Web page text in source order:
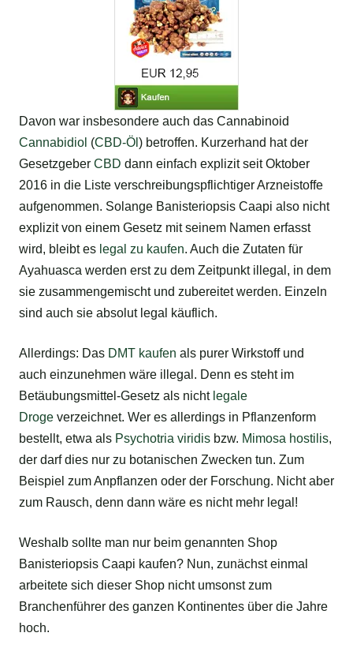
Davon war insbesondere auch das Cannabinoid
Cannabidiol (CBD-Öl ) betroffen. Kurzerhand hat der
Gesetzgeber CBD dann einfach explizit seit Oktober
2016 in die Liste verschreibungspflichtiger Arzneistoffe
aufgenommen. Solange Banisteriopsis Caapi also nicht
explizit von einem Gesetz mit seinem Namen erfasst
wird, bleibt es legal zu kaufen. Auch die Zutaten für
Ayahuasca werden erst zu dem Zeitpunkt illegal, in dem
sie zusammengemischt und zubereitet werden. Einzeln
sind auch sie absolut legal käuflich.
Allerdings: Das DMT kaufen als purer Wirkstoff und
auch einzunehmen wäre illegal. Denn es steht im
Betäubungsmittel-Gesetz als nichtlegale
Droge verzeichnet. Wer es allerdings in Pflanzenform
bestellt, etwa als Psychotria viridis bzw. Mimosa hostilis,
der darf dies nur zu botanischen Zwecken tun. Zum
Beispiel zum Anpflanzen oder der Forschung. Nicht aber
zum Rausch, denn dann wäre es nicht mehr legal!
Weshalb sollte man nur beim genannten Shop
Banisteriopsis Caapi kaufen? Nun, zunächst einmal
arbeitete sich dieser Shop nicht umsonst zum
Branchenführer des ganzen Kontinentes über die Jahre
hoch.